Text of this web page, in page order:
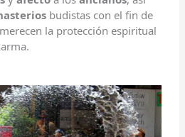
budistas con el fin de
la protección espiritual